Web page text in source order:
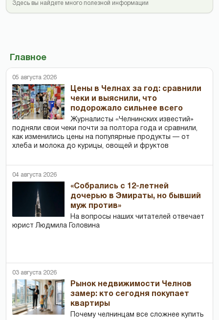
Здесь вы найдете много полезной информации
Главное
05 августа 2026
Цены в Челнах за год: сравнили
чеки и выяснили, что
подорожало сильнее всего
Журналисты «Челнинских известий»
подняли свои чеки почти за полтора года и сравнили,
как изменились цены на популярные продукты — от
хлеба и молока до курицы, овощей и фруктов
04 августа 2026
«Собрались с 12-летней
дочерью в Эмираты, но бывший
муж против»
На вопросы наших читателей отвечает
юрист Людмила Головина
03 августа 2026
Рынок недвижимости Челнов
замер: кто сегодня покупает
квартиры
Почему челнинцам все сложнее купить